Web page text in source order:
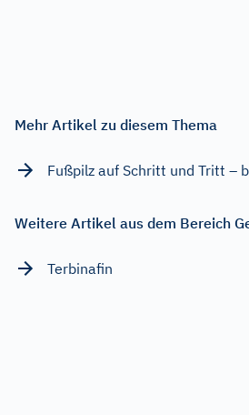
Mehr Artikel zu diesem Thema
Fußpilz auf Schritt und Tritt –
Weitere Artikel aus dem Bereich
Terbinafin